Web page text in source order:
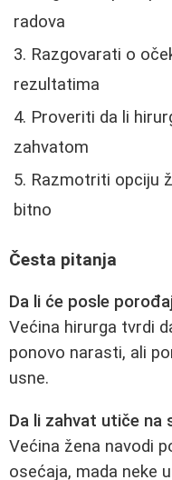
radova
Razgovarati o
rezultatima
Proveriti da li
zahvatom
Razmotriti opciju
bitno
Česta pitanja
Da li će posle
Većina hirurga tvrdi
ponovo narasti, ali
usne.
Da li zahvat utiče na
Većina žena navodi
osećaja, mada neke